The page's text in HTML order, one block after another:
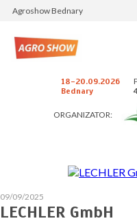
Agroshow Bednary
18-20.09.2026
Bednary
ORGANIZATOR:
09/09/2025
LECHLER GmbH